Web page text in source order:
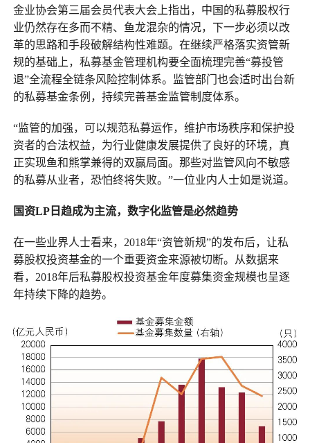
金业协会第三届会员代表大会上指出，中国的私募股权行
业仍然存在多而不精、鱼龙混杂的情况，下一步必须以改
革的思路和手段破解结构性难题。在继续严格落实资管新
规的基础上，私募基金管理机构要全面梳理完善“募投管
退”全流程全链条风险控制体系。监管部门也会适时出台新
的私募基金条例，持续完善基金监管制度体系。
“监管的加强，可以规范私募运作，维护市场秩序和保护投
资者的合法权益，为行业健康发展提供了良好的环境，真
正实现鱼和熊掌兼得的双赢局面。那些对监管风向不敏感
的私募从业者，恐怕终将失败。”一位业内人士如是说道。
国资LP日趋成为主流，数字化监管是必然趋势
在一些业界人士看来，2018年“资管新规”的发布后，让私
募股权投资基金的一个重要资金来源被切断。从数据来
看，2018年后私募股权投资基金年度募集资金规模也呈逐
年持续下降的趋势。